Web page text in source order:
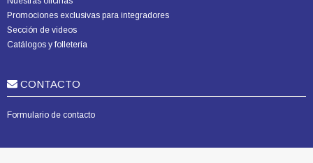
Promociones exclusivas para integradores
Sección de videos
Catálogos y folletería
CONTACTO
Formulario de contacto